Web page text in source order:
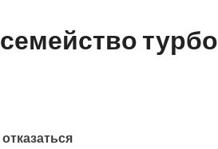
турбо